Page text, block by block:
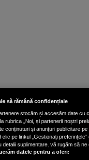
să rămână confidențiale
stocăm și accesăm date cu
rubrica „Noi, și partenerii noștri
conținuturi și anunțuri publicitare
pe linkul „Gestionați
suplimentare, vă rugăm să
datele pentru a oferi: